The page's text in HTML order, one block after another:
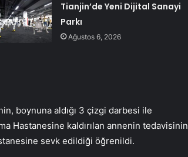
Tianjin’de Yeni Dijital Sanayi
Parkı
Ağustos 6, 2026
boynuna aldığı 3 çizgi darbesi ile
Hastanesine kaldırılan annenin tedavisinin
sevk edildiği öğrenildi.